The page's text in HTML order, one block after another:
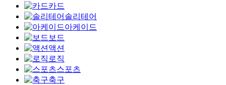
카드
솔리테어
아케이드
보드
액션
로직
스포츠
축구